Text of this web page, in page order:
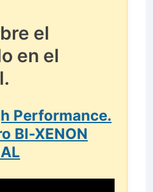
el
en el
Performance.
BI-XENON